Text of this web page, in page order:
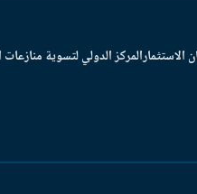
الاستثمارالمركز الدولي لتسوية منازعات